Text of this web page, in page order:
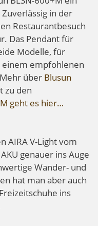
in der
Restaurantbesuch
Das Pendant für
Modelle, für
empfohlenen
über Blusun
zu den
geht es hier…
AIRA V-Light vom
genauer ins Auge
Wander- und
hat man aber auch
ins